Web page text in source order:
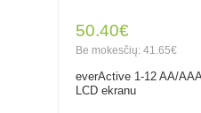
50.40€
Be mokesčių: 41.65€
everActive 1-12 AA/
LCD ekranu